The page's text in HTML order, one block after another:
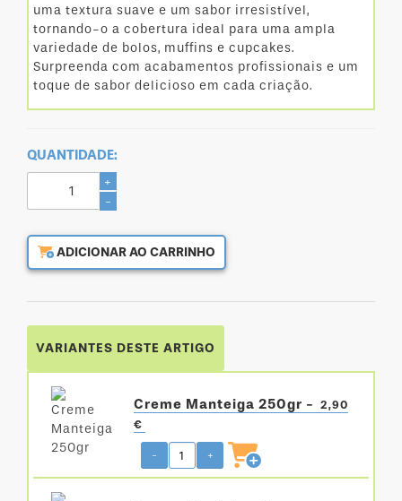
uma textura suave e um sabor irresistível,
tornando-o a cobertura ideal para uma ampla
variedade de bolos, muffins e cupcakes.
Surpreenda com acabamentos profissionais e um
toque de sabor delicioso em cada criação.
QUANTIDADE:
+
-
ADICIONAR AO CARRINHO
VARIANTES DESTE ARTIGO
Creme Manteiga 250gr -
2,90
€
- +